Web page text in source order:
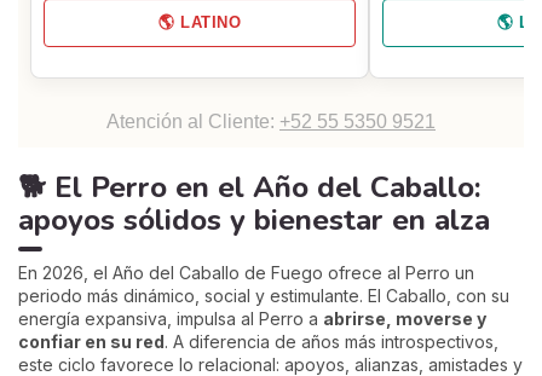
🌎 LATINO 🌎
Atención al Cliente: +52 55 5350 9521
🐕 El Perro en el Año del Caballo:
apoyos sólidos y bienestar en alza
En 2026, el Año del Caballo de Fuego ofrece al Perro un
periodo más dinámico, social y estimulante. El Caballo, con su
energía expansiva, impulsa al Perro a abrirse, moverse y
confiar en su red. A diferencia de años más introspectivos,
este ciclo favorece lo relacional: apoyos, alianzas, amistades y